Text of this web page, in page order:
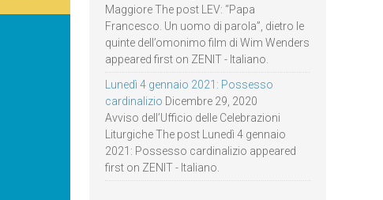
Maggiore The post LEV: “Papa
Francesco. Un uomo di parola”, dietro le
quinte dell’omonimo film di Wim Wenders
appeared first on ZENIT - Italiano.
Lunedì 4 gennaio 2021: Possesso
cardinalizio Dicembre 29, 2020
Avviso dell’Ufficio delle Celebrazioni
Liturgiche The post Lunedì 4 gennaio
2021: Possesso cardinalizio appeared
first on ZENIT - Italiano.